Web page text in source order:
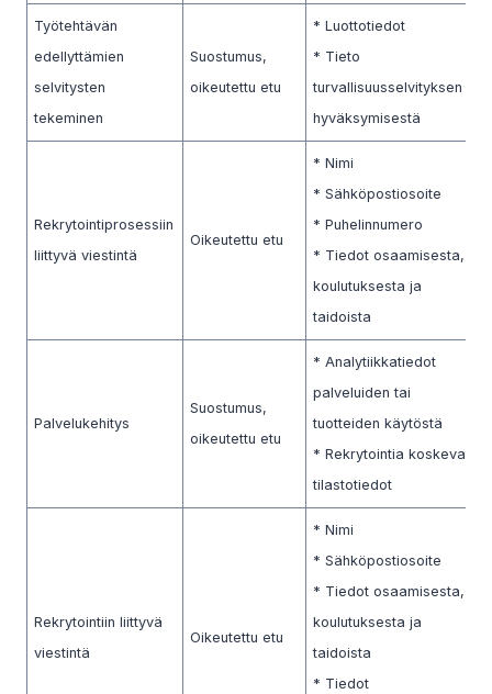
Työtehtävän
edellyttämien
selvitysten
tekeminen
Suostumus,
oikeutettu etu
* Luottotiedot
* Tieto
turvallisuusselvityksen
hyväksymisestä
Rekrytointiprosessiin
liittyvä viestintä
Oikeutettu etu
* Nimi
* Sähköpostiosoite
* Puhelinnumero
* Tiedot osaamisesta,
koulutuksesta ja
taidoista
Palvelukehitys
Suostumus,
oikeutettu etu
* Analytiikkatiedot
palveluiden tai
tuotteiden käytöstä
* Rekrytointia koskevat
tilastotiedot
Rekrytointiin liittyvä
viestintä
Oikeutettu etu
* Nimi
* Sähköpostiosoite
* Tiedot osaamisesta,
koulutuksesta ja
taidoista
* Tiedot